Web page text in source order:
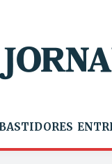
BASTIDORES